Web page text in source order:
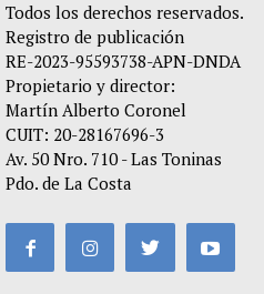
Todos los derechos reservados.
Registro de publicación
RE-2023-95593738-APN-DNDA
Propietario y director:
Martín Alberto Coronel
CUIT: 20-28167696-3
Av. 50 Nro. 710 - Las Toninas
Pdo. de La Costa